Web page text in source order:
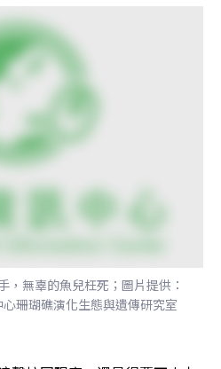
，無辜的魚兒枉死；圖片提供：
珊瑚礁演化生態與遺傳研究室